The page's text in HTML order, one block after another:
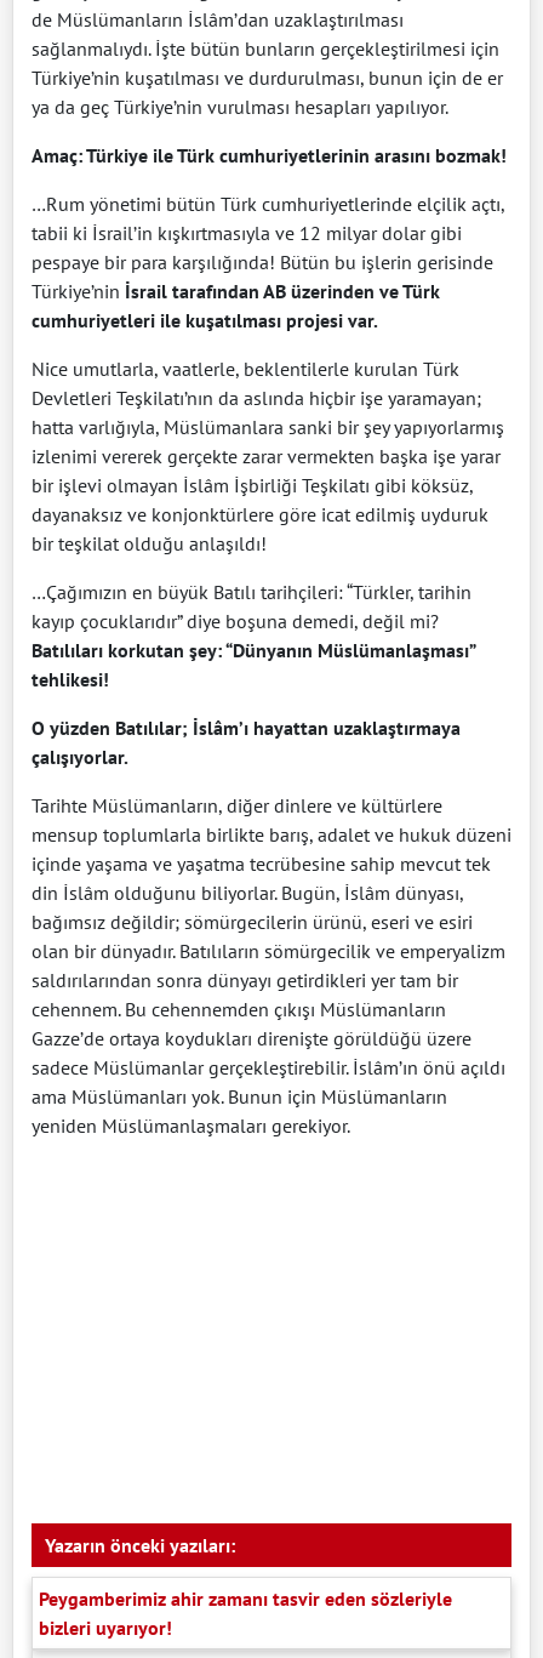
de Müslümanların İslâm’dan uzaklaştırılması
sağlanmalıydı. İşte bütün bunların gerçekleştirilmesi için
Türkiye’nin kuşatılması ve durdurulması, bunun için de er
ya da geç Türkiye’nin vurulması hesapları yapılıyor.
Amaç: Türkiye ile Türk cumhuriyetlerinin arasını bozmak!
…Rum yönetimi bütün Türk cumhuriyetlerinde elçilik açtı,
tabii ki İsrail’in kışkırtmasıyla ve 12 milyar dolar gibi
pespaye bir para karşılığında! Bütün bu işlerin gerisinde
Türkiye’nin İsrail tarafından AB üzerinden ve Türk
cumhuriyetleri ile kuşatılması projesi var.
Nice umutlarla, vaatlerle, beklentilerle kurulan Türk
Devletleri Teşkilatı’nın da aslında hiçbir işe yaramayan;
hatta varlığıyla, Müslümanlara sanki bir şey yapıyorlarmış
izlenimi vererek gerçekte zarar vermekten başka işe yarar
bir işlevi olmayan İslâm İşbirliği Teşkilatı gibi köksüz,
dayanaksız ve konjonktürlere göre icat edilmiş uyduruk
bir teşkilat olduğu anlaşıldı!
…Çağımızın en büyük Batılı tarihçileri: “Türkler, tarihin
kayıp çocuklarıdır” diye boşuna demedi, değil mi?
Batılıları korkutan şey: “Dünyanın Müslümanlaşması”
tehlikesi!
O yüzden Batılılar; İslâm’ı hayattan uzaklaştırmaya
çalışıyorlar.
Tarihte Müslümanların, diğer dinlere ve kültürlere
mensup toplumlarla birlikte barış, adalet ve hukuk düzeni
içinde yaşama ve yaşatma tecrübesine sahip mevcut tek
din İslâm olduğunu biliyorlar. Bugün, İslâm dünyası,
bağımsız değildir; sömürgecilerin ürünü, eseri ve esiri
olan bir dünyadır. Batılıların sömürgecilik ve emperyalizm
saldırılarından sonra dünyayı getirdikleri yer tam bir
cehennem. Bu cehennemden çıkışı Müslümanların
Gazze’de ortaya koydukları direnişte görüldüğü üzere
sadece Müslümanlar gerçekleştirebilir. İslâm’ın önü açıldı
ama Müslümanları yok. Bunun için Müslümanların
yeniden Müslümanlaşmaları gerekiyor.
Yazarın önceki yazıları:
Peygamberimiz ahir zamanı tasvir eden sözleriyle
bizleri uyarıyor!